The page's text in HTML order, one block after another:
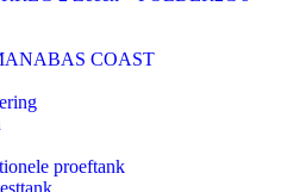
COAST
proeftank